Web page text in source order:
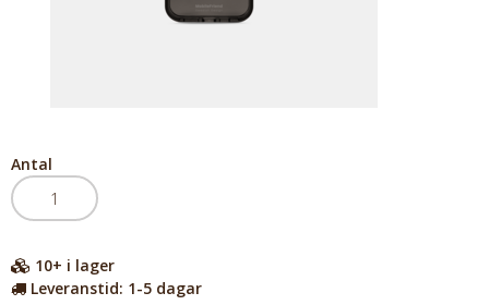
Antal
10+ i lager
Leveranstid: 1-5 dagar